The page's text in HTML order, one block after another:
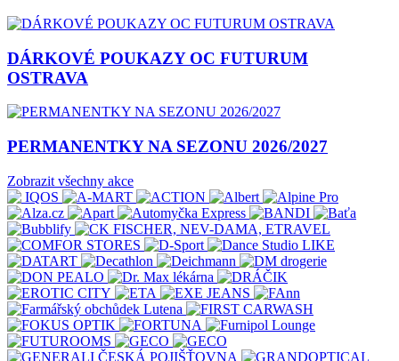
DÁRKOVÉ POUKAZY OC FUTURUM
OSTRAVA
PERMANENTKY NA SEZONU 2026/2027
Zobrazit všechny akce